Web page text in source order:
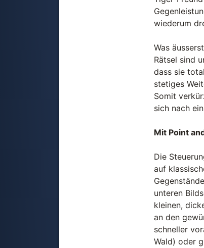
wiederum
Was
Rätsel sind
dass sie
stetiges
Somit
sich nach
Mit Point
Die
auf
unteren
kleinen,
an den
schneller
Wald) oder